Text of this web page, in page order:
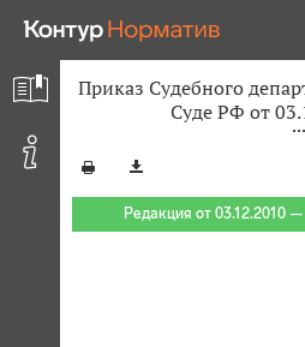
Приказ Судебного
Суде РФ от
Редакция от 03.12.2010